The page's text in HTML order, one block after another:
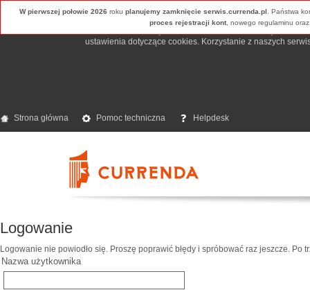
Używamy informacji zapisanych za pomocą cookies i
ustawienia dotyczące cookies. Korzystanie z naszych
Strona główna Pomoc techniczna Helpdesk
Logowanie
Logowanie nie powiodło się. Proszę poprawić błędy i spróbować raz jeszcze.
Nazwa użytkownika
W pierwszej połowie 2026 roku planujemy zamknięcie serwis.currenda.pl . Państwa
proces rejestracji kont, nowego regulaminu